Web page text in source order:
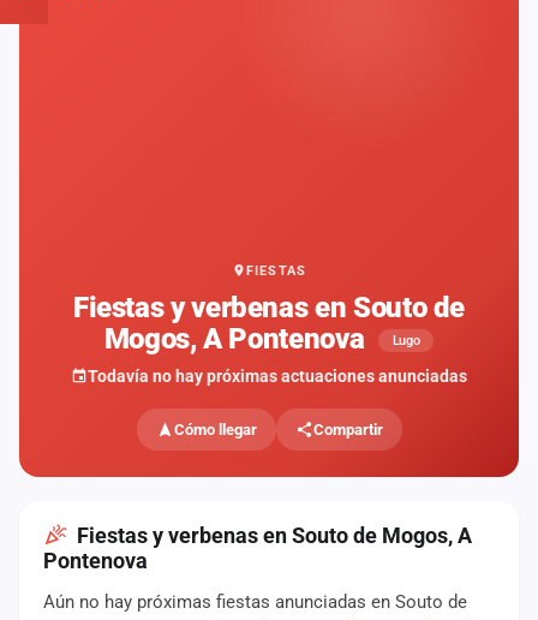
FIESTAS
Fiestas y verbenas en Souto de
Mogos, A Pontenova
Lugo
Todavía no hay próximas actuaciones anunciadas
Cómo llegar Compartir
Fiestas y verbenas en Souto de Mogos, A
Pontenova
Aún no hay próximas fiestas anunciadas en Souto de
fiestas
Componentes
Agencias
Rankings